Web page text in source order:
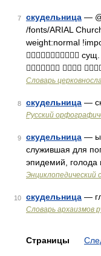
7 скудельница —
/fonts/ARIAL
weight:normal
 сущ.
 
Словарь
8 скудельница —
Русский
9 скудельница — ы;
служившая для
эпидемий, голода
Энциклопедический
10 скудельница —
Cловарь архаизмов
Страницы